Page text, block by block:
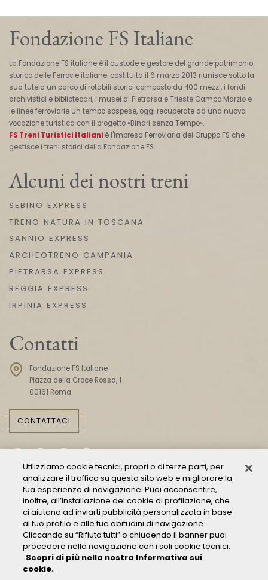
Fondazione FS Italiane
La Fondazione FS italiane è il custode e gestore del grande patrimonio
storico delle Ferrovie italiane: costituita il 6 marzo 2013 riunisce sotto la
sua tutela un parco di rotabili storici composto da 400 mezzi, i fondi
archivistici e bibliotecari, i musei di Pietrarsa e Trieste Campo Marzio e
le linee ferroviarie un tempo sospese, oggi recuperate ad una nuova
vocazione turistica con il progetto «Binari senza Tempo».
FS Treni Turistici Italiani è l'impresa Ferroviaria del Gruppo FS che
gestisce i treni storici della Fondazione FS.
Alcuni dei nostri treni
SEBINO EXPRESS
TRENO NATURA IN TOSCANA
SANNIO EXPRESS
ARCHEOTRENO CAMPANIA
PIETRARSA EXPRESS
REGGIA EXPRESS
IRPINIA EXPRESS
Contatti
Fondazione FS Italiane
Piazza della Croce Rossa, 1
00161 Roma
CONTATTACI
Consulta il Modello 231
Gestione delle segnalazioni - Whistleblowing
Condizioni Generali di Trasporto
Privacy policy
Utilizziamo cookie tecnici, propri o di terze parti, per
analizzare il traffico su questo sito web e migliorare la
tua esperienza di navigazione. Puoi acconsentire,
inoltre, all’installazione dei cookie di profilazione, che
ci aiutano ad inviarti pubblicità personalizzata in base
al tuo profilo e alle tue abitudini di navigazione.
Cliccando su “Rifiuta tutti” o chiudendo il banner puoi
procedere nella navigazione con i soli cookie tecnici.
Scopri di più nella nostra Informativa sui
cookie.